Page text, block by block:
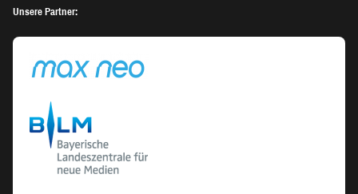
Unsere Partner: